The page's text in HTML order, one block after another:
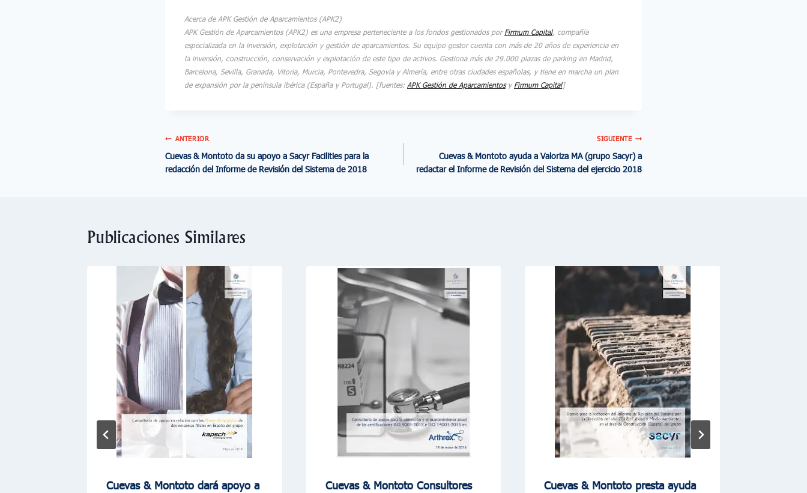
Acerca de APK Gestión de Aparcamientos (APK2)
APK Gestión de Aparcamientos (APK2) es una empresa perteneciente a los fondos gestionados porFirmum Capital, compañía
especializada en la inversión, explotación y gestión de aparcamientos. Su equipo gestor cuenta con más de 20 años de experiencia en
la inversión, construcción, conservación y explotación de este tipo de activos. Gestiona más de 29.000 plazas de parking en Madrid,
Barcelona, Sevilla, Granada, Vitoria, Murcia, Pontevedra, Segovia y Almería, entre otras ciudades españolas, y tiene en marcha un plan
de expansión por la península ibérica (España y Portugal). [fuentes: APK Gestión de Aparcamientosy Firmum Capital]
ANTERIOR
Cuevas & Montoto da su apoyo a Sacyr Facilities para la
redacción del Informe de Revisión del Sistema de 2018
SIGUIENTE
Cuevas & Montoto ayuda a Valoriza MA (grupo Sacyr) a
redactar el Informe de Revisión del Sistema del ejercicio 2018
Publicaciones Similares
Cuevas & Montoto dará apoyo a
Cuevas & Montoto Consultores
Cuevas & Montoto presta ayuda